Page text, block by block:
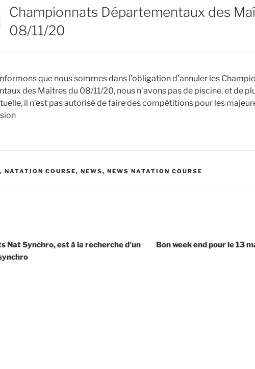
Championnats Départementaux des
08/11/20
que nous sommes dans l’obligation d’annuler les
des Maîtres du 08/11/20, nous n’avons pas de piscine, et de
il n’est pas autorisé de faire des compétitions pour les
, NATATION COURSE, NEWS, NEWS NATATION COURSE
Nat Synchro, est à la recherche d’un
Bon week end pour le 13